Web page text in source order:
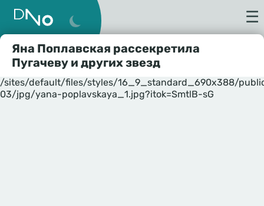
☰
Яна Поплавская рассекретила
Пугачеву и других звезд
/sites/default/files/styles/16_9_standard_690x388/
03/jpg/yana-poplavskaya_1.jpg?itok=SmtlB-sG